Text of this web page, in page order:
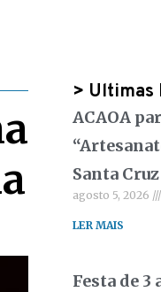
> Ultimas
ACAOA
Santa Cruz
agosto 5, 2026
LER MAIS
Festa de 3